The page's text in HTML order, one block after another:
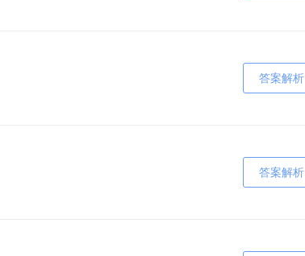
答案解析
答案解析